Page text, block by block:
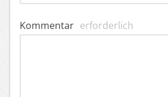
Kommentar erforderlich